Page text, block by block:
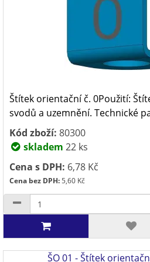
Štítek orientační č. 0Použití:
svodů a uzemnění. Technické
Kód zboží: 80300
skladem 22 ks
Cena s DPH: 6,78 Kč
Cena bez DPH:5,60 Kč
ŠO 01 - Štítek